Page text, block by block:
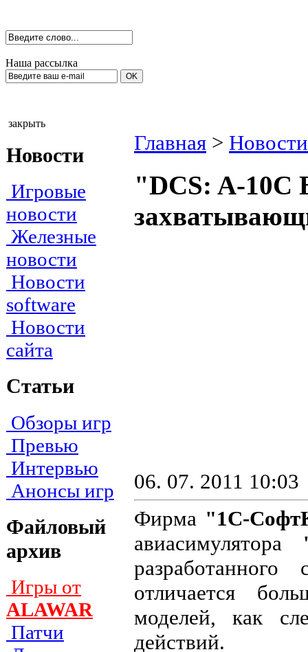
Наша рассылка
закрыть
Новости
Игровые
новости
Железные
новости
Новости
software
Новости
сайта
Статьи
Обзоры игр
Превью
Интервью
Анонсы игр
Файловый
архив
Игры от
ALAWAR
Патчи
Главная >
"DCS: A-10C
06. 07. 2011 10:03
Фирма "1С-
авиасимулятора
отличается
моделей, как
действий.